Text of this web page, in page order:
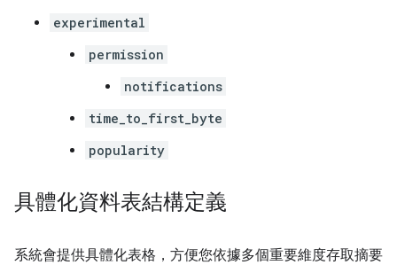
experimental
permission
notifications
time_to_first_byte
popularity
具體化資料表結構定義
系統會提供具體化表格，方便您依據多個重要維度存取摘要